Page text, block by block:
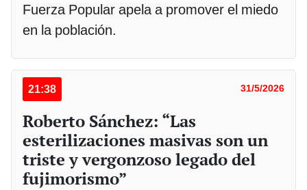
Fuerza Popular apela a promover el miedo
en la población.
21:38 31/5/2026
Roberto Sánchez: “Las
esterilizaciones masivas son un
triste y vergonzoso legado del
fujimorismo”